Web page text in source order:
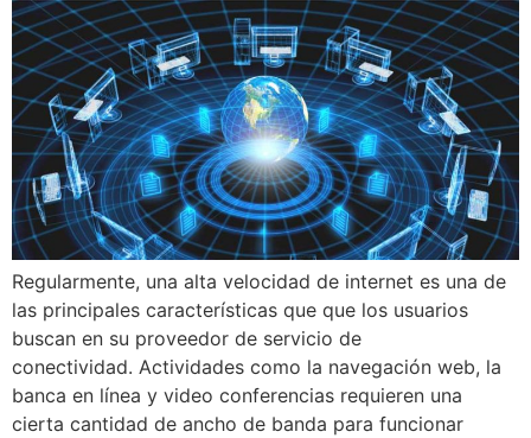
Regularmente, una alta velocidad de internet es una de
las principales características que que los usuarios
buscan en su proveedor de servicio de
conectividad. Actividades como la navegación web, la
banca en línea y video conferencias requieren una
cierta cantidad de ancho de banda para funcionar